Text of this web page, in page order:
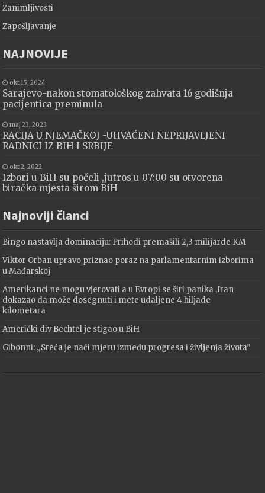
Zanimljivosti
Zapošljavanje
NAJNOVIJE
okt 15, 2024
Sarajevo-nakon stomatološkog zahvata 16 godišnja
pacijentica preminula
maj 23, 2023
RACIJA U NJEMAČKOJ -UHVAĆENI NEPRIJAVLJENI
RADNICI IZ BIH I SRBIJE
okt 2, 2022
Izbori u BiH su počeli ,jutros u 07:00 su otvorena
biračka mjesta širom BiH
Najnoviji članci
Bingo nastavlja dominaciju: Prihodi premašili 2,3 milijarde KM
Viktor Orban upravo priznao poraz na parlamentarnim izborima
u Mađarskoj
Amerikanci ne mogu vjerovati a u Evropi se širi panika ,Iran
dokazao da može dosegnuti i mete udaljene 4 hiljade
kilometara
Američki div Bechtel je stigao u BiH
Gibonni: „Sreća je naći mjeru između progresa i življenja života”